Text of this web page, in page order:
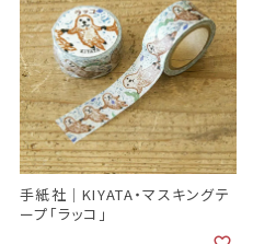
手紙社｜KIYATA・マスキングテ
ープ「ラッコ」